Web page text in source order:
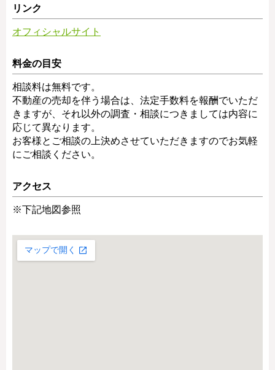
リンク
オフィシャルサイト
料金の目安
相談料は無料です。
不動産の売却を伴う場合は、法定手数料を報酬でいただ
きますが、それ以外の調査・相談につきましては内容に
応じて異なります。
お客様とご相談の上決めさせていただきますのでお気軽
にご相談ください。
アクセス
※下記地図参照